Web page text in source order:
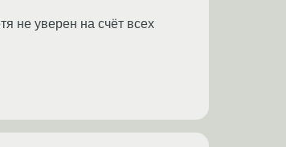
не уверен на счёт всех